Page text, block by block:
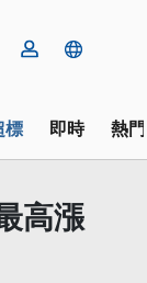
標 即時 熱
高漲